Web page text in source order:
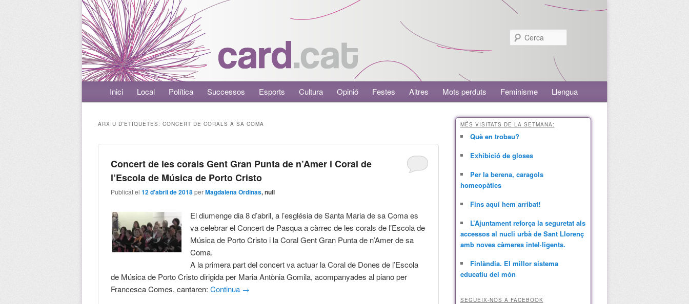
Menú principalAneu al contingut principal
Aneu al contingut secundari
Inici Local Política Successos Esports Cultura Opinió Festes Altres Mots perduts Feminisme Llengua
ARXIU D'ETIQUETES: CONCERT DE CORALS A SA COMA
Concert de les corals Gent Gran Punta de n’Amer i Coral de
l’Escola de Música de Porto Cristo
Publicat el12 d'abril de 2018perMagdalena Ordinas, null
El diumenge dia 8 d’abril, a l’església de Santa Maria de sa Coma es
va celebrar el Concert de Pasqua a càrrec de les corals de l’Escola de
Música de Porto Cristo i la Coral Gent Gran Punta de n’Amer de sa
Coma.
A la primera part del concert va actuar la Coral de Dones de l’Escola
de Música de Porto Cristo dirigida per Maria Antònia Gomila, acompanyades al piano per
Francesca Comes, cantaren:Continua →
MÉS VISITATS DE LA SETMANA:
Què en trobau?
Exhibició de gloses
Per la berena, caragols
homeopàtics
Fins aquí hem arribat!
L’Ajuntament reforça la seguretat als
accessos al nucli urbà de Sant Llorenç
amb noves càmeres intel·ligents.
Finlàndia. El millor sistema
educatiu del món
SEGUEIX-NOS A FACEBOOK